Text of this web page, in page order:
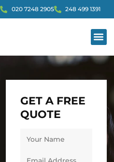
020 7248 2905 248 499 1391
GET A FREE
QUOTE